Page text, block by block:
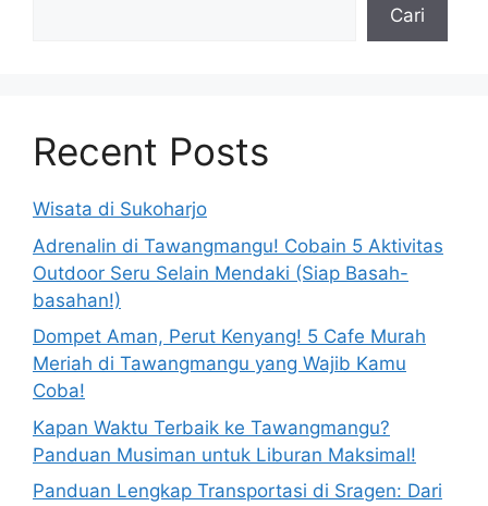
Cari
Recent Posts
Wisata di Sukoharjo
Adrenalin di Tawangmangu! Cobain 5 Aktivitas
Outdoor Seru Selain Mendaki (Siap Basah-
basahan!)
Dompet Aman, Perut Kenyang! 5 Cafe Murah
Meriah di Tawangmangu yang Wajib Kamu
Coba!
Kapan Waktu Terbaik ke Tawangmangu?
Panduan Musiman untuk Liburan Maksimal!
Panduan Lengkap Transportasi di Sragen: Dari